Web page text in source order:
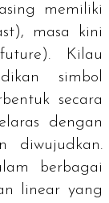
memiliki
), masa kini
future ). Kilau
simbol
secara
dengan
diwujudkan.
berbagai
linear yang